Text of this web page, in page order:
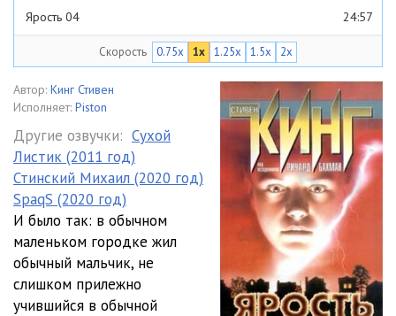
Ярость 04 24:57
Ярость 06 18:20
44:33
Ярость 08 44:26
Ярость 09 24:40
Ярость 10
Ярость 11 19:52
Ярость 12 17:06
Скорость 0.75x 1x 1.25x 1.5x 2x
Автор: Кинг Стивен
Исполняет: Piston
Другие озвучки: Сухой
Листик (2011 год)
Стинский Михаил (2020 год)
SpaqS (2020 год)
И было так: в обычном
маленьком городке жил
обычный мальчик, не
слишком прилежно
учившийся в обычной